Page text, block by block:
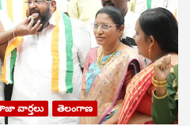
వార్తలు తెలంగాణ